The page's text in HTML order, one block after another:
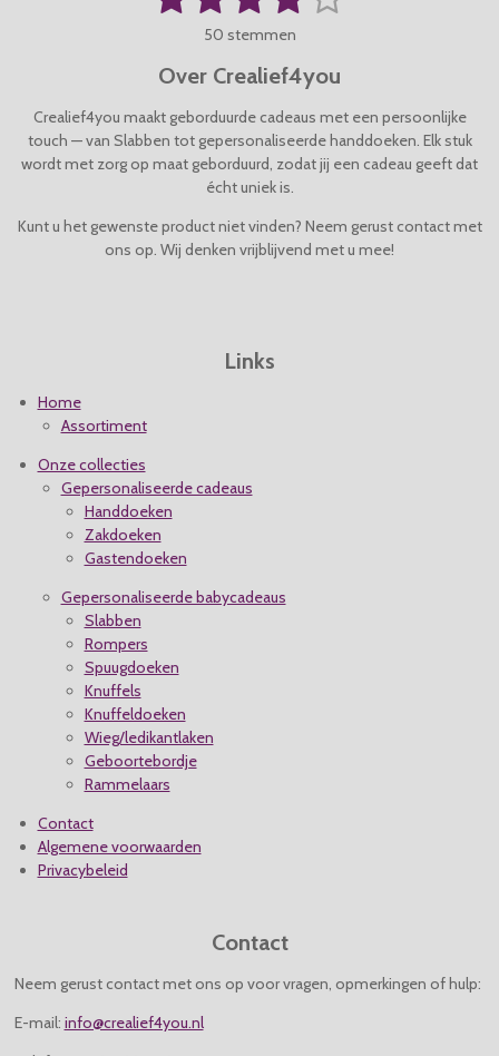
4
t
e
r
s
t
e
r
r
e
n
s
t
e
r
r
e
n
s
t
e
r
r
e
n
t
e
r
r
e
n
n
50 stemmen
Over Crealief4you
Crealief4you maakt geborduurde cadeaus met een persoonlijke
touch — van Slabben tot gepersonaliseerde handdoeken. Elk stuk
wordt met zorg op maat geborduurd, zodat jij een cadeau geeft dat
écht uniek is.
Kunt u het gewenste product niet vinden? Neem gerust contact met
ons op. Wij denken vrijblijvend met u mee!
Links
Home
Assortiment
Onze collecties
Gepersonaliseerde cadeaus
Handdoeken
Zakdoeken
Gastendoeken
Gepersonaliseerde babycadeaus
Slabben
Rompers
Spuugdoeken
Knuffels
Knuffeldoeken
Wieg/ledikantlaken
Geboortebordje
Rammelaars
Contact
Algemene voorwaarden
Privacybeleid
Contact
Neem gerust contact met ons op voor vragen, opmerkingen of hulp:
E-mail: info@crealief4you.nl